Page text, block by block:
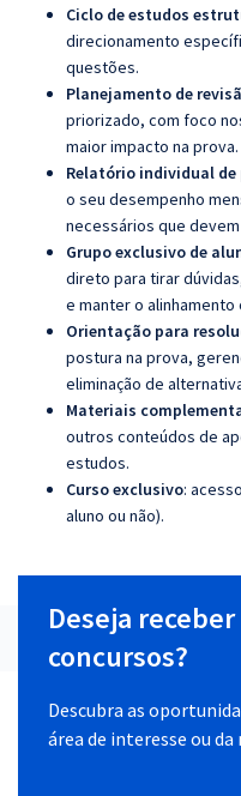
Ciclo de estudos
direcionamento
questões.
Planejamento de
priorizado, com foco
maior impacto na prova.
Relatório individual
o seu desempenho
necessários que
Grupo exclusivo de
direto para tirar
e manter o
Orientação para
postura na prova,
eliminação de
Materiais
outros conteúdos de
estudos.
Curso exclusivo:
aluno ou não).
Deseja
concursos?
Descubra as
área de interesse ou